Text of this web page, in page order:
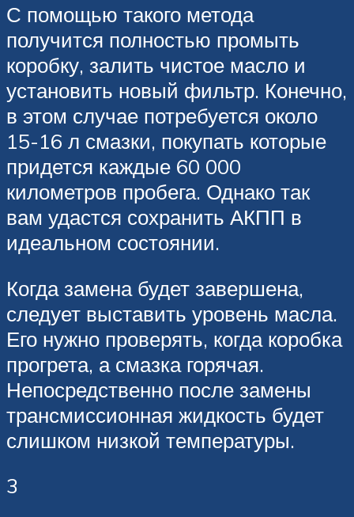
С помощью такого метода
получится полностью промыть
коробку, залить чистое масло и
установить новый фильтр. Конечно,
в этом случае потребуется около
15-16 л смазки, покупать которые
придется каждые 60 000
километров пробега. Однако так
вам удастся сохранить АКПП в
идеальном состоянии.
Когда замена будет завершена,
следует выставить уровень масла.
Его нужно проверять, когда коробка
прогрета, а смазка горячая.
Непосредственно после замены
трансмиссионная жидкость будет
слишком низкой температуры.
3